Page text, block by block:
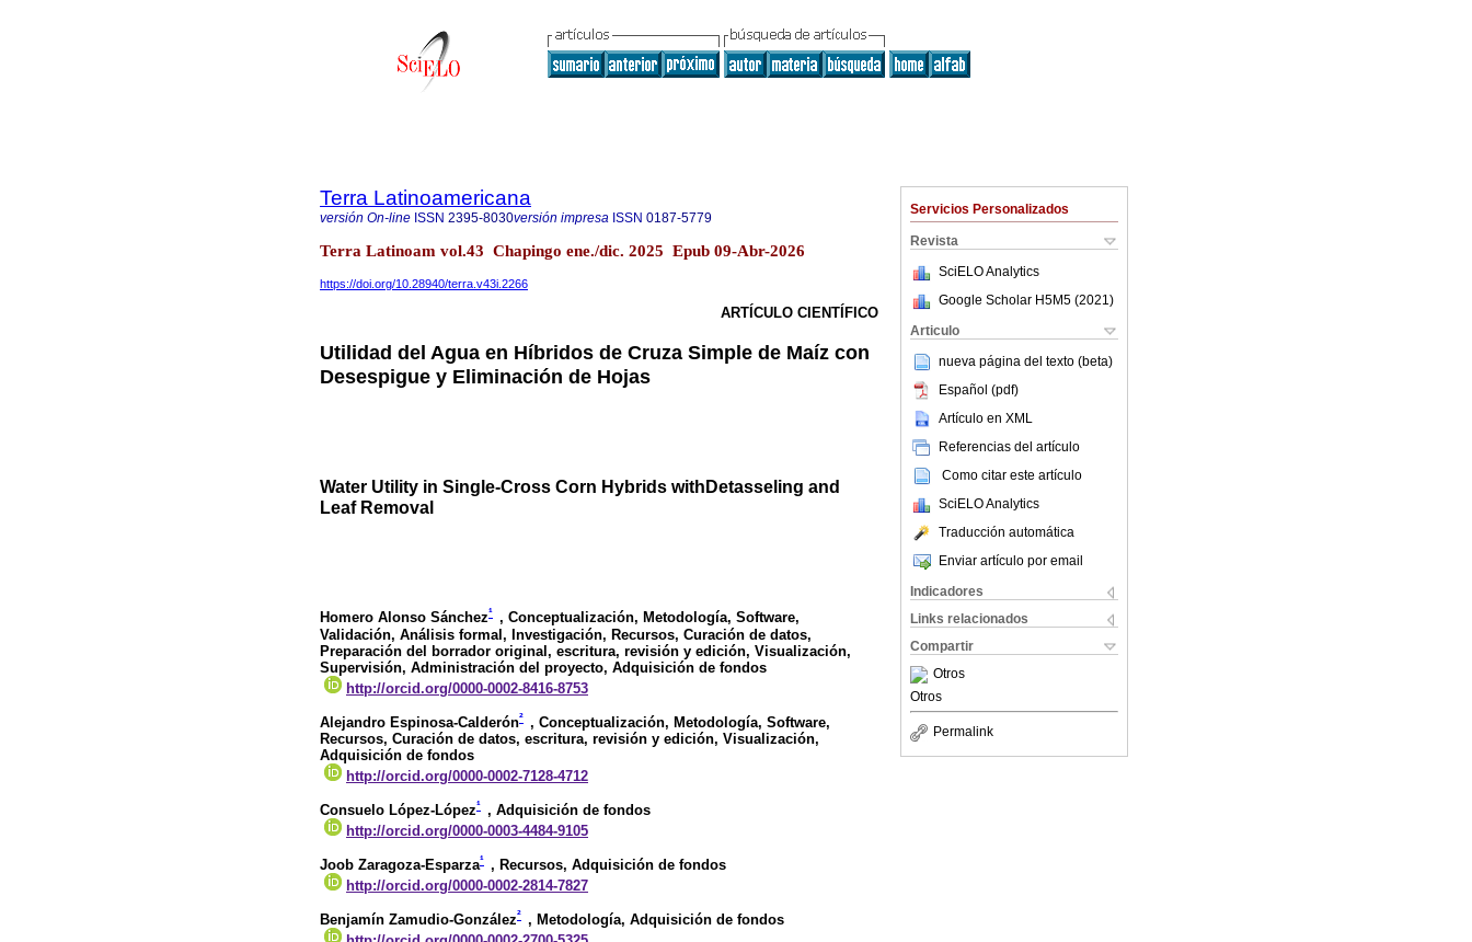
Servicios Personalizados
Revista
SciELO Analytics
Google Scholar H5M5 (2021 )
Articulo
nueva página del texto (beta)
Español (pdf)
Artículo en XML
Referencias del artículo
Como citar este artículo
SciELO Analytics
Traducción automática
Enviar artículo por email
Indicadores
Links relacionados
Compartir
Otros
Otros
Permalink
Terra Latinoamericana
versión On-line ISSN 2395-8030versión impresa ISSN 0187-5779
Terra Latinoam vol.43 Chapingo ene./dic. 2025 Epub 09-Abr-2026
https://doi.org/10.28940/terra.v43i.2266
ARTÍCULO CIENTÍFICO
Utilidad del Agua en Híbridos de Cruza Simple de Maíz con
Desespigue y Eliminación de Hojas
Water Utility in Single-Cross Corn Hybrids withDetasseling and
Leaf Removal
Homero Alonso Sánchez¹ , Conceptualización, Metodología, Software,
Validación, Análisis formal, Investigación, Recursos, Curación de datos,
Preparación del borrador original, escritura, revisión y edición, Visualización,
Supervisión, Administración del proyecto, Adquisición de fondos
http://orcid.org/0000-0002-8416-8753
Alejandro Espinosa-Calderón² , Conceptualización, Metodología, Software,
Recursos, Curación de datos, escritura, revisión y edición, Visualización,
Adquisición de fondos
http://orcid.org/0000-0002-7128-4712
Consuelo López-López¹ , Adquisición de fondos
http://orcid.org/0000-0003-4484-9105
Joob Zaragoza-Esparza¹ , Recursos, Adquisición de fondos
http://orcid.org/0000-0002-2814-7827
Benjamín Zamudio-González² , Metodología, Adquisición de fondos